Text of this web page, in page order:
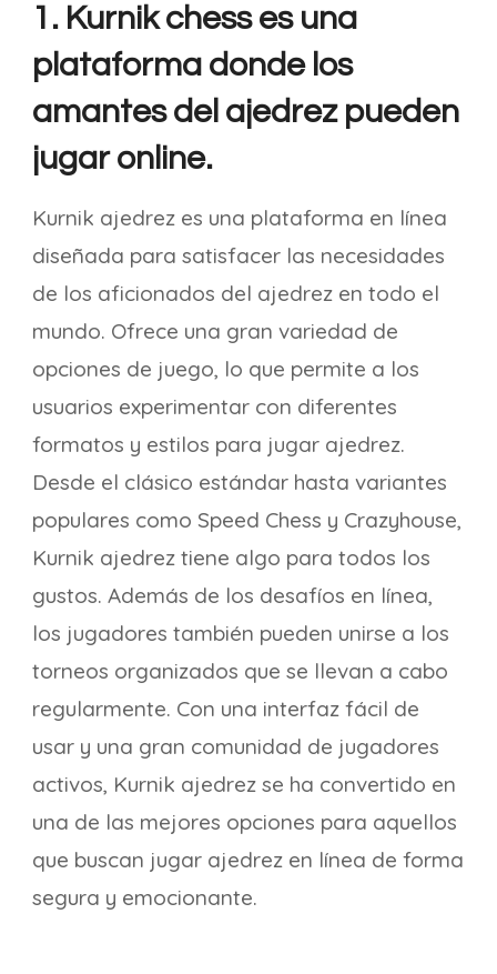
1. Kurnik chess es una
plataforma donde los
amantes del ajedrez pueden
jugar online.
Kurnik ajedrez es una plataforma en línea
diseñada para satisfacer las necesidades
de los aficionados del ajedrez en todo el
mundo. Ofrece una gran variedad de
opciones de juego, lo que permite a los
usuarios experimentar con diferentes
formatos y estilos para jugar ajedrez.
Desde el clásico estándar hasta variantes
populares como Speed Chess y Crazyhouse,
Kurnik ajedrez tiene algo para todos los
gustos. Además de los desafíos en línea,
los jugadores también pueden unirse a los
torneos organizados que se llevan a cabo
regularmente. Con una interfaz fácil de
usar y una gran comunidad de jugadores
activos, Kurnik ajedrez se ha convertido en
una de las mejores opciones para aquellos
que buscan jugar ajedrez en línea de forma
segura y emocionante.